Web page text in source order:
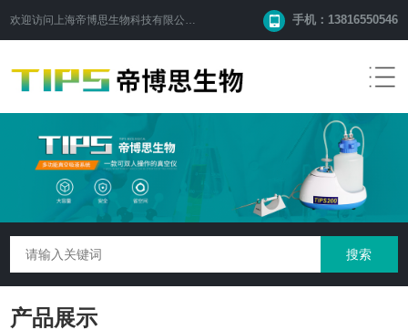
欢迎访问 上海帝博思生物科技有限公司 手机：13816550546
产品展示